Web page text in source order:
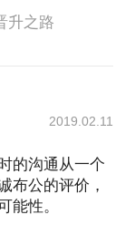
升之路
2019.02.11
的沟通从一个
布公的评价，
能性。